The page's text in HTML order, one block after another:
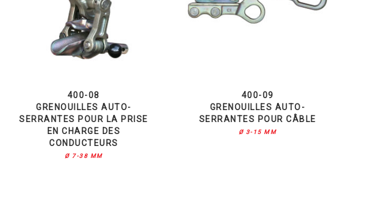
400-08
GRENOUILLES AUTO-
SERRANTES POUR LA PRISE
EN CHARGE DES
CONDUCTEURS
Ø 7-38 MM
400-09
GRENOUILLES AUTO-
SERRANTES POUR CÂBLE
Ø 3-15 MM